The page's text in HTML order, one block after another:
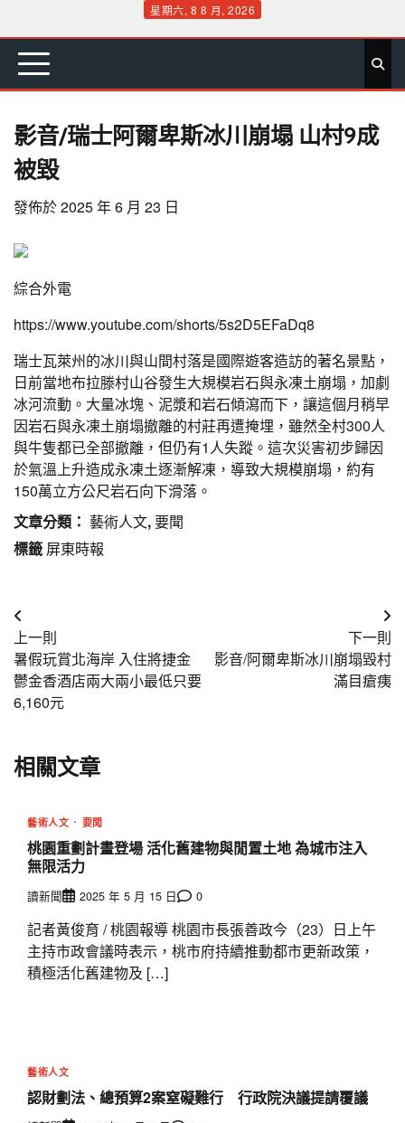
content
星期六, 8 8 月, 2026
首 要 娛 生 社 文 公 運 旅 政 地 專
影音/瑞士阿爾卑斯冰川崩塌 山村9成
被毀
發佈於2025 年 6 月 23 日
綜合外電
https://www.youtube.com/shorts/5s2D5EFaDq8
瑞士瓦萊州的冰川與山間村落是國際遊客造訪的著名景點，
日前當地布拉滕村山谷發生大規模岩石與永凍土崩塌，加劇
冰河流動。大量冰塊、泥漿和岩石傾瀉而下，讓這個月稍早
因岩石與永凍土崩塌撤離的村莊再遭掩埋，雖然全村300人
與牛隻都已全部撤離，但仍有1人失蹤。這次災害初步歸因
於氣溫上升造成永凍土逐漸解凍，導致大規模崩塌，約有
150萬立方公尺岩石向下滑落。
文章分類： 藝術人文,要聞
標籤 屏東時報
文
章
導
覽
上一則
暑假玩賞北海岸 入住將捷金
鬱金香酒店兩大兩小最低只要
6,160元
下一則
影音/阿爾卑斯冰川崩塌毀村
滿目瘡痍
相關文章
藝術人文 要聞
桃園重劃計畫登場 活化舊建物與閒置土地 為城市注入
無限活力
讀新聞 2025 年 5 月 15 日 0
記者黃俊育 / 桃園報導 桃園市長張善政今（23）日上午
主持市政會議時表示，桃市府持續推動都市更新政策，
積極活化舊建物及 […]
藝術人文
認財劃法、總預算2案窒礙難行 行政院決議提請覆議